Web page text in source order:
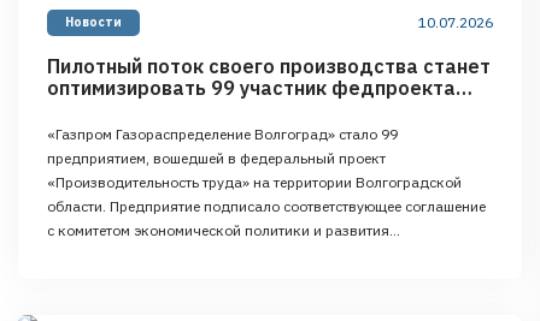
Новости 10.07.2026
Пилотный поток своего производства станет
оптимизировать 99 участник федпроекта
«Газпром Газораспределение Волгоград» стало 99
предприятием, вошедшей в федеральный проект
«Производительность труда» на территории Волгоградской
области. Предприятие подписало соответствующее соглашение
с комитетом экономической политики и развития